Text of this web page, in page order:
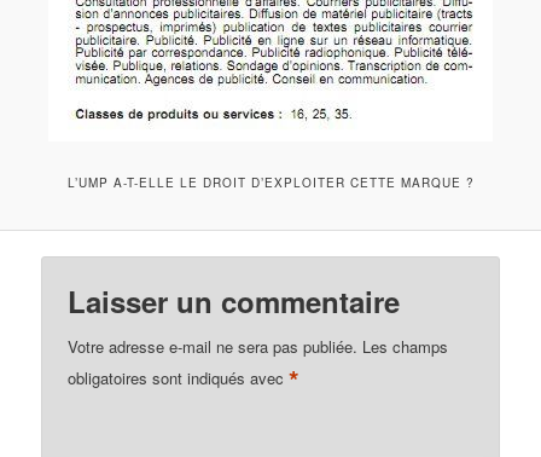
L’UMP A-T-ELLE LE DROIT D’EXPLOITER CETTE MARQUE ?
Laisser un commentaire
Votre adresse e-mail ne sera pas publiée. Les champs
obligatoires sont indiqués avec*